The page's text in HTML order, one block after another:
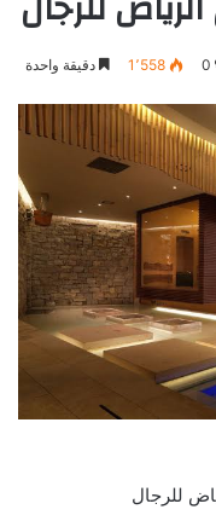
0 1٬558 دقيقة واحدة